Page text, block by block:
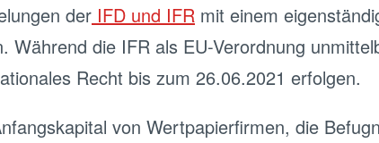
der IFD und IFR mit einem
Während die IFR als EU-Verordnung
Recht bis zum 26.06.2021 erfolgen.
von Wertpapierfirmen, die